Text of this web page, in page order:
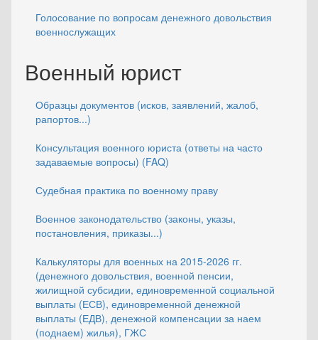
Голосование по вопросам денежного довольствия
военнослужащих
Военный юрист
Образцы документов (исков, заявлений, жалоб,
рапортов...)
Консультация военного юриста (ответы на часто
задаваемые вопросы) (FAQ)
Судебная практика по военному праву
Военное законодательство (законы, указы,
постановления, приказы...)
Калькуляторы для военных на 2015-2026 гг.
(денежного довольствия, военной пенсии,
жилищной субсидии, единовременной социальной
выплаты (ЕСВ), единовременной денежной
выплаты (ЕДВ), денежной компенсации за наем
(поднаем) жилья), ГЖС